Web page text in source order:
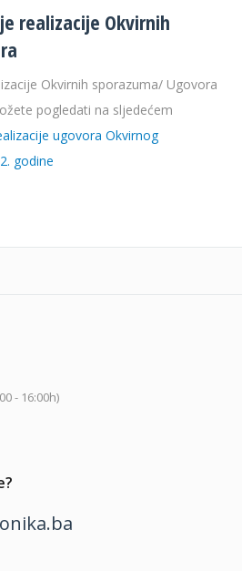
realizacije Okvirnih
Okvirnih sporazuma/ Ugovora
pogledati na sljedećem
ugovora Okvirnog
godine
- 16:00h)